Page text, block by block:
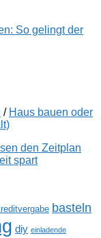
So gelingt der
/ Haus bauen oder
den Zeitplan
spart
basteln
diy einladende